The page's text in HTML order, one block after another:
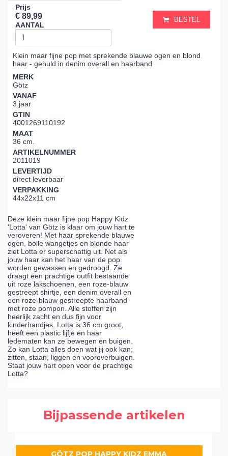
Prijs
€ 89,99
AANTAL
BESTEL
Klein maar fijne pop met sprekende blauwe ogen en blond
haar - gehuld in denim overall en haarband
MERK
Götz
VANAF
3 jaar
GTIN
4001269110192
MAAT
36 cm.
ARTIKELNUMMER
2011019
LEVERTIJD
direct leverbaar
VERPAKKING
44x22x11 cm
Deze klein maar fijne pop Happy Kidz
'Lotta' van Götz is klaar om jouw hart te
veroveren! Met haar sprekende blauwe
ogen, bolle wangetjes en blonde haar
ziet Lotta er superschattig uit. Net als
jouw haar kan het haar van de pop
worden gewassen en gedroogd. Ze
draagt een prachtige outfit bestaande
uit roze lakschoenen, een roze-blauw
gestreept shirtje, een denim overall en
een roze-blauw gestreepte haarband
met roze pompon. Alle stoffen zijn
heerlijk zacht en dus fijn voor
kinderhandjes. Lotta is 36 cm groot,
heeft een plastic lijfje en haar
ledematen kan ze bewegen en buigen.
Zo kan Lotta alles doen wat jij ook kan;
zitten, staan, liggen en vooroverbuigen.
Staat jouw hart open voor de prachtige
Lotta?
Bijpassende artikelen
GÖTZ POP HAPPY KIDZ EMMA